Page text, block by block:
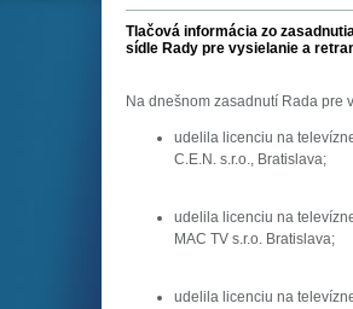
Tlačová informácia zo
sídle Rady pre vysielanie a
Na dnešnom zasadnutí Rada pre
udelila licenciu na
C.E.N. s.r.o., Bratislava;
udelila licenciu na
MAC TV s.r.o. Bratislava;
udelila licenciu na